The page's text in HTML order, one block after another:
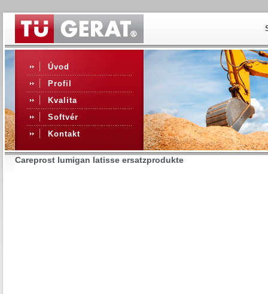
Úvod
Profil
Kvalita
Softvér
Kontakt
Careprost lumigan latisse ersatzprodukte